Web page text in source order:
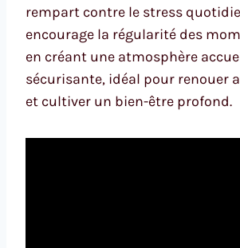
rempart contre le stress
encourage la régularité des
en créant une atmosphère
sécurisante, idéal pour renouer
et cultiver un bien-être profond.